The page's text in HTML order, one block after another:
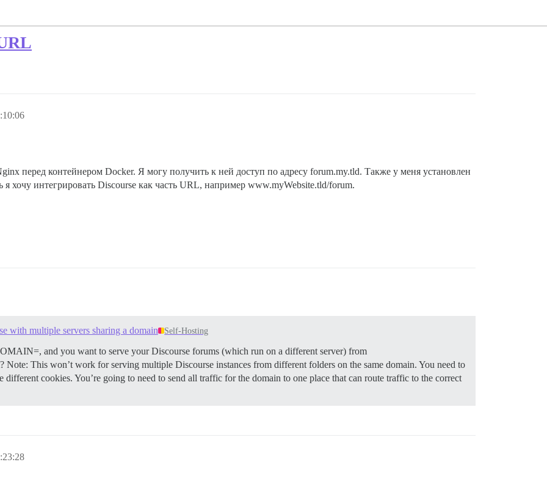
перед контейнером Docker. Я могу получить к ней доступ по адресу forum.my.tld. Также у меня установлен
я хочу интегрировать Discourse как часть URL, например www.myWebsite.tld/forum.
with multiple servers sharing a domain Self-Hosting
and you want to serve your Discourse forums (which run on a different server) from
This won’t work for serving multiple Discourse instances from different folders on the same domain. You need to
different cookies. You’re going to need to send all traffic for the domain to one place that can route traffic to the correct